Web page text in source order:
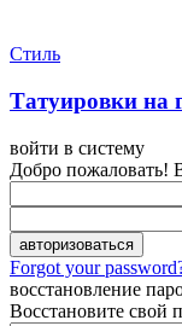
Стиль
Татуировки на
войти в систему
Добро пожаловать!
Forgot your
восстановление
Восстановите свой